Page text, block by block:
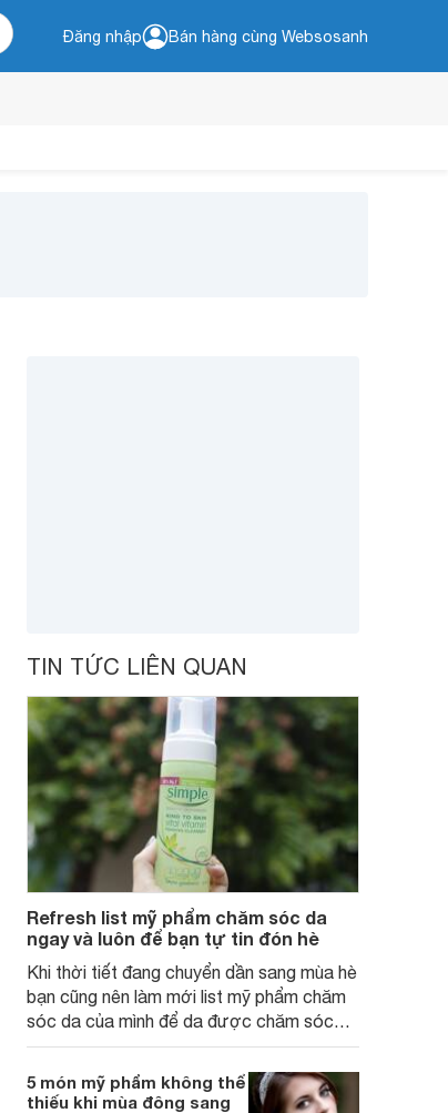
Đăng nhập Bán hàng cùng Websosanh
TIN TỨC LIÊN QUAN
Refresh list mỹ phẩm chăm sóc da
ngay và luôn để bạn tự tin đón hè
Khi thời tiết đang chuyển dần sang mùa hè
bạn cũng nên làm mới list mỹ phẩm chăm
sóc da của mình để da được chăm sóc
tốt hơn bởi tình trạng của da cũng thay đổi
theo thời tiết và chúng ta nên thực hiện
theo công thức "mùa nào thức nấy".
5 món mỹ phẩm không thể
thiếu khi mùa đông sang